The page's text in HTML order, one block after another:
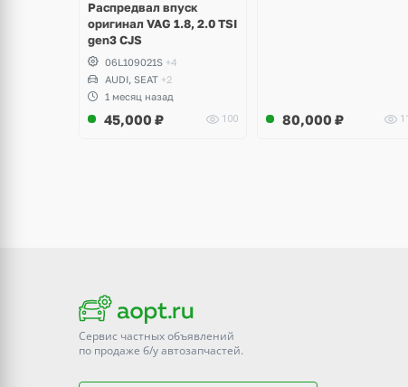
Распредвал впуск
оригинал VAG 1.8, 2.0 TSI
gen3 CJS
06L109021S +4
AUDI, SEAT +2
1 месяц назад
45,000 ₽ 100 80,000 ₽
Сервис частных объявлений
по продаже б/уавтозапчастей.